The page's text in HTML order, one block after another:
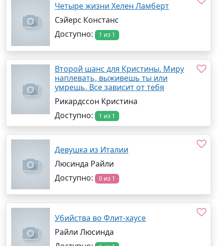
Четыре жизни Хелен Ламберт
Сэйерс Констанс
Доступно:
1 из 1
Второй шанс для Кристины. Миру
наплевать, выживешь ты или
умрешь. Все зависит от тебя
Рикардссон Кристина
Доступно:
1 из 1
Девушка из Италии
Люсинда Райли
Доступно:
0 из 1
Убийства во Флит-хаусе
Райли Люсинда